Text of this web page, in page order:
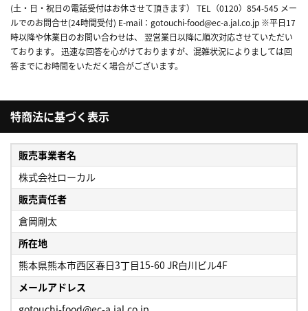
(土・日・祝日の電話受付はお休させて頂きます） TEL（0120）854-545 メー
ルでのお問合せ(24時間受付) E-mail：gotouchi-food@ec-a.jal.co.jp ※平日17
時以降や休業日のお問い合わせは、 翌営業日以降に順次対応させていただい
ております。 迅速な回答を心がけておりますが、混雑状況によりましては回
答までにお時間をいただく場合がございます。
特商法に基づく表示
販売事業者名
株式会社ローカル
販売責任者
倉岡剛太
所在地
熊本県熊本市西区春日3丁目15-60 JR白川ビル4F
メールアドレス